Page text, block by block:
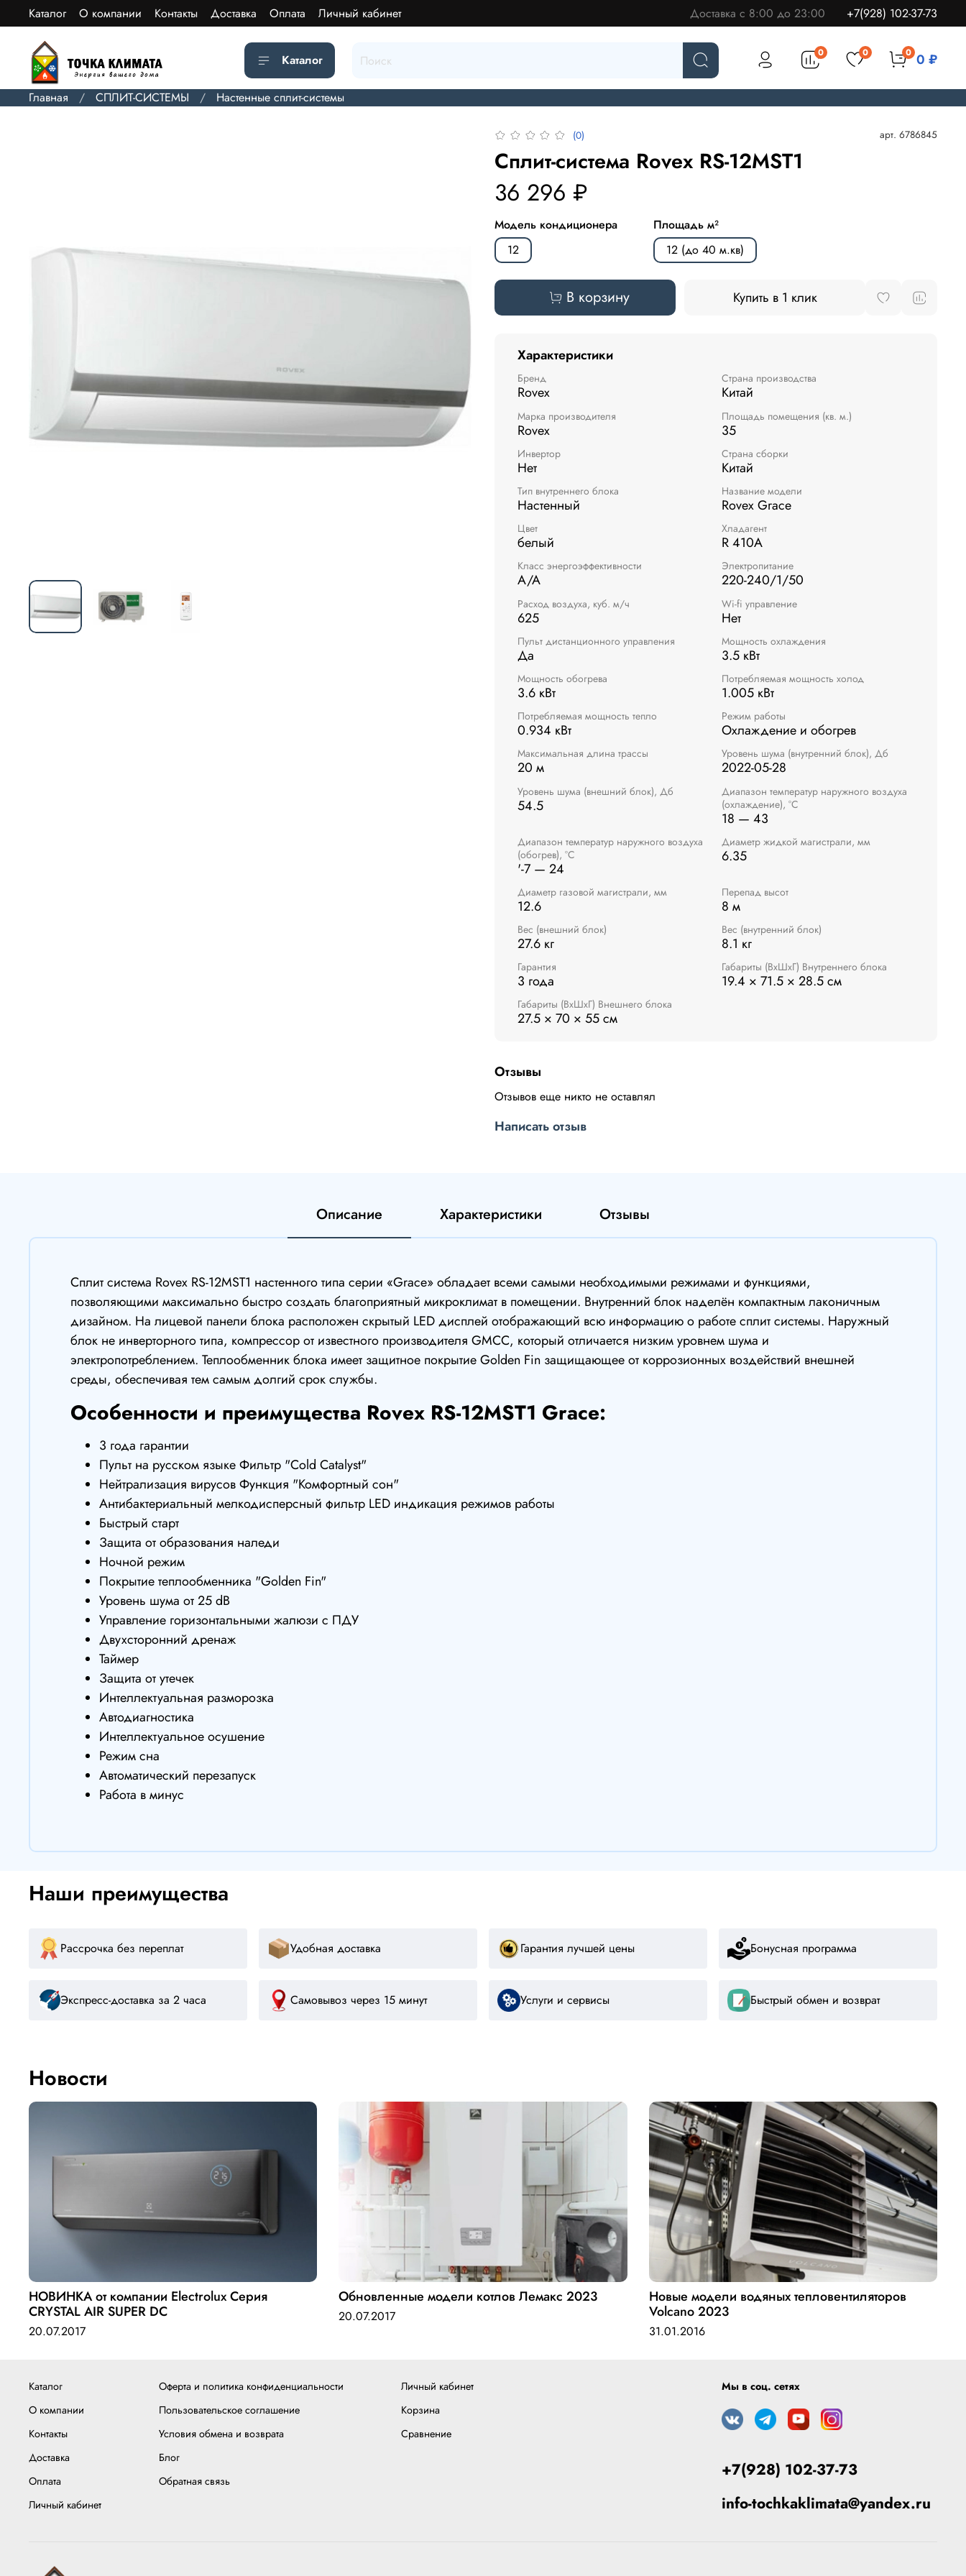
Каталог О компании Контакты Доставка Оплата Личный кабинет Доставка с 8:00 до 23:00 +7(928) 102-37-73
Каталог 0 0 0 0 ₽
Главная СПЛИТ-СИСТЕМЫ Настенные сплит-системы
(0) арт. 6786845
Сплит-система Rovex RS-12MST1
36 296 ₽
Модель кондиционера
12
Площадь м²
12 (до 40 м.кв)
В корзину Купить в 1 клик
Характеристики
Бренд
Rovex
Страна производства
Китай
Марка производителя
Rovex
Площадь помещения (кв. м.)
35
Инвертор
Нет
Страна сборки
Китай
Тип внутреннего блока
Настенный
Название модели
Rovex Grace
Цвет
белый
Хладагент
R 410A
Класс энергоэффективности
A/A
Электропитание
220-240/1/50
Расход воздуха, куб. м/ч
625
Wi-fi управление
Нет
Пульт дистанционного управления
Да
Мощность охлаждения
3.5 кВт
Мощность обогрева
3.6 кВт
Потребляемая мощность холод
1.005 кВт
Потребляемая мощность тепло
0.934 кВт
Режим работы
Охлаждение и обогрев
Максимальная длина трассы
20 м
Уровень шума (внутренний блок), Дб
2022-05-28
Уровень шума (внешний блок), Дб
54.5
Диапазон температур наружного воздуха
(охлаждение), °C
18 — 43
Диапазон температур наружного воздуха
(обогрев), °C
'-7 — 24
Диаметр жидкой магистрали, мм
6.35
Диаметр газовой магистрали, мм
12.6
Перепад высот
8 м
Вес (внешний блок)
27.6 кг
Вес (внутренний блок)
8.1 кг
Гарантия
3 года
Габариты (ВxШxГ) Внутреннего блока
19.4 × 71.5 × 28.5 см
Габариты (ВxШxГ) Внешнего блока
27.5 × 70 × 55 см
Отзывы
Отзывов еще никто не оставлял
Написать отзыв
Описание Характеристики Отзывы
Сплит система Rovex RS-12MST1 настенного типа серии «Grace» обладает всеми самыми необходимыми режимами и функциями,
позволяющими максимально быстро создать благоприятный микроклимат в помещении. Внутренний блок наделён компактным лаконичным
дизайном. На лицевой панели блока расположен скрытый LED дисплей отображающий всю информацию о работе сплит системы. Наружный
блок не инверторного типа, компрессор от известного производителя GMCC, который отличается низким уровнем шума и
электропотреблением. Теплообменник блока имеет защитное покрытие Golden Fin защищающее от коррозионных воздействий внешней
среды, обеспечивая тем самым долгий срок службы.
Особенности и преимущества Rovex RS-12MST1 Grace:
3 года гарантии
Пульт на русском языке Фильтр "Cold Catalyst"
Нейтрализация вирусов Функция "Комфортный сон"
Антибактериальный мелкодисперсный фильтр LED индикация режимов работы
Быстрый старт
Защита от образования наледи
Ночной режим
Покрытие теплообменника "Golden Fin"
Уровень шума от 25 dB
Управление горизонтальными жалюзи с ПДУ
Двухсторонний дренаж
Таймер
Защита от утечек
Интеллектуальная разморозка
Автодиагностика
Интеллектуальное осушение
Режим сна
Автоматический перезапуск
Работа в минус
Наши преимущества
Рассрочка без переплат
Экспресс-доставка за 2 часа
Удобная доставка
Самовывоз через 15 минут
Гарантия лучшей цены
Услуги и сервисы
Бонусная программа
Быстрый обмен и возврат
Новости
НОВИНКА от компании Electrolux Серия
CRYSTAL AIR SUPER DC
20.07.2017
Обновленные модели котлов Лемакс 2023
20.07.2017
Новые модели водяных тепловентиляторов
Volcano 2023
31.01.2016
Каталог
О компании
Контакты
Доставка
Оплата
Личный кабинет
Оферта и политика конфиденциальности
Пользовательское соглашение
Условия обмена и возврата
Блог
Обратная связь
Личный кабинет
Корзина
Сравнение
Мы в соц. сетях
+7(928) 102-37-73
info-tochkaklimata@yandex.ru